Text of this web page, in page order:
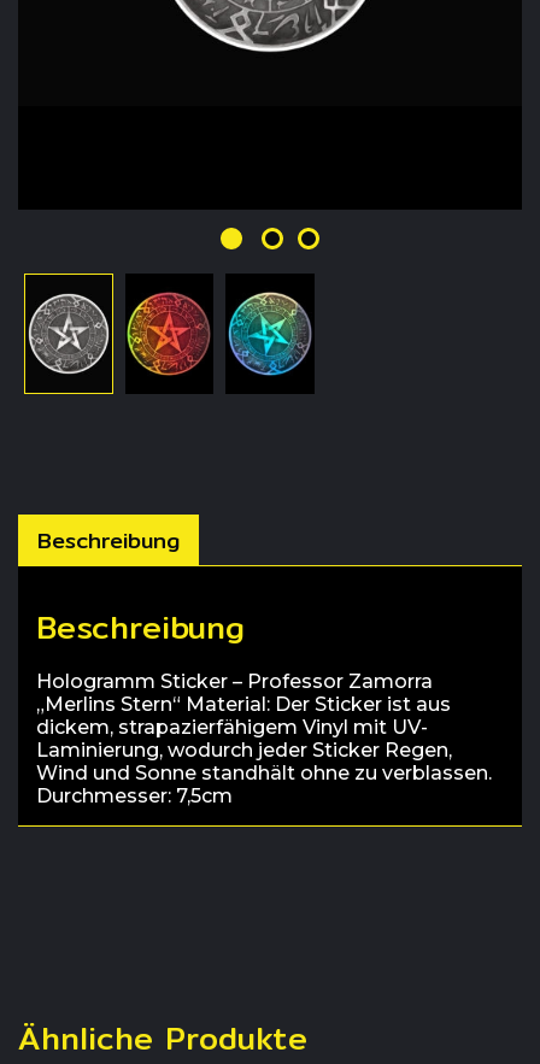
Beschreibung
Beschreibung
Hologramm Sticker – Professor Zamorra
„Merlins Stern“ Material: Der Sticker ist aus
dickem, strapazierfähigem Vinyl mit UV-
Laminierung, wodurch jeder Sticker Regen,
Wind und Sonne standhält ohne zu verblassen.
Durchmesser: 7,5cm
Ähnliche Produkte